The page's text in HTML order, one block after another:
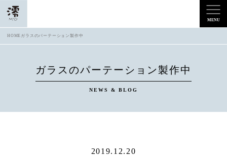
HOME ガラスのパーテーション製作中
ガラスのパーテーション製作中
NEWS & BLOG
2019.12.20